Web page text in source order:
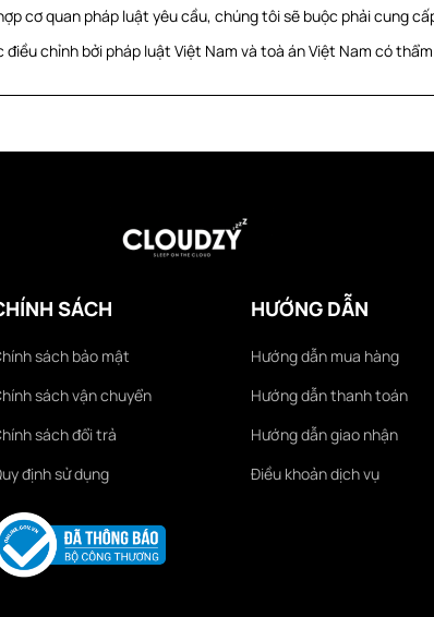
cơ quan pháp luật yêu cầu, chúng tôi sẽ buộc phải cung
chỉnh bởi pháp luật Việt Nam và toà án Việt Nam có
SÁCH
sách bảo mật
sách vận chuyển
sách đổi trả
định sử dụng
HƯỚNG DẪN
Hướng dẫn mua hàng
Hướng dẫn thanh toán
Hướng dẫn giao nhận
Điều khoản dịch vụ